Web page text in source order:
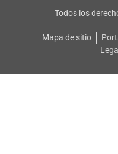
Todos los
Mapa de sitio